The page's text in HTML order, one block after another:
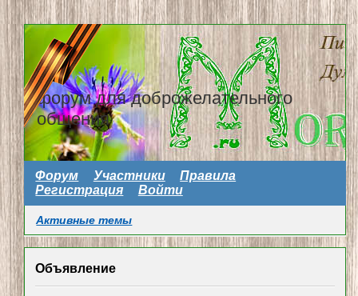
форум для доброжелательного
общения
Форум Участники
Правила
Регистрация
Войти
Активные темы
Объявление